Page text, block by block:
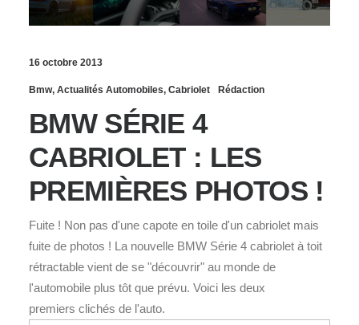
16 octobre 2013
Bmw, Actualités Automobiles, Cabriolet Rédaction
BMW SÉRIE 4
CABRIOLET : LES
PREMIÈRES PHOTOS !
Fuite ! Non pas d'une capote en toile d'un cabriolet mais
fuite de photos ! La nouvelle BMW Série 4 cabriolet à toit
rétractable vient de se "découvrir" au monde de
l'automobile plus tôt que prévu. Voici les deux
premiers clichés de l'auto.